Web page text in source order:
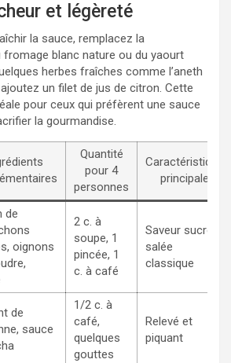
et légèreté
la sauce, remplacez la
fromage blanc nature ou du yaourt
herbes fraîches comme l’aneth
un filet de jus de citron. Cette
pour ceux qui préfèrent une sauce
la gourmandise.
Quantité
pour 4
personnes
Caractéristique
principale
de
oignons
2 c. à
soupe, 1
pincée, 1
c. à café
Saveur sucrée-
salée
classique
de
sauce
1/2 c. à
café,
quelques
gouttes
Relevé et
piquant